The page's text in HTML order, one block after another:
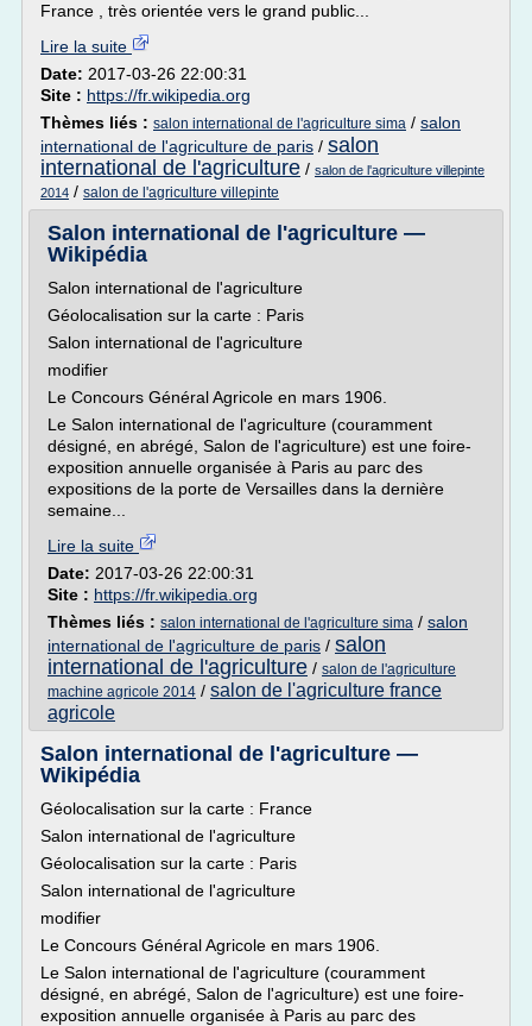
France , très orientée vers le grand public...
Lire la suite
Date: 2017-03-26 22:00:31
Site : https://fr.wikipedia.org
Thèmes liés : salon international de l'agriculture sima / salon
international de l'agriculture de paris / salon
international de l'agriculture / salon de l'agriculture villepinte
2014 / salon de l'agriculture villepinte
Salon international de l'agriculture —
Wikipédia
Salon international de l'agriculture
Géolocalisation sur la carte : Paris
Salon international de l'agriculture
modifier
Le Concours Général Agricole en mars 1906.
Le Salon international de l'agriculture (couramment
désigné, en abrégé, Salon de l'agriculture) est une foire-
exposition annuelle organisée à Paris au parc des
expositions de la porte de Versailles dans la dernière
semaine...
Lire la suite
Date: 2017-03-26 22:00:31
Site : https://fr.wikipedia.org
Thèmes liés : salon international de l'agriculture sima / salon
international de l'agriculture de paris / salon
international de l'agriculture / salon de l'agriculture
machine agricole 2014 / salon de l'agriculture france
agricole
Salon international de l'agriculture —
Wikipédia
Géolocalisation sur la carte : France
Salon international de l'agriculture
Géolocalisation sur la carte : Paris
Salon international de l'agriculture
modifier
Le Concours Général Agricole en mars 1906.
Le Salon international de l'agriculture (couramment
désigné, en abrégé, Salon de l'agriculture) est une foire-
exposition annuelle organisée à Paris au parc des